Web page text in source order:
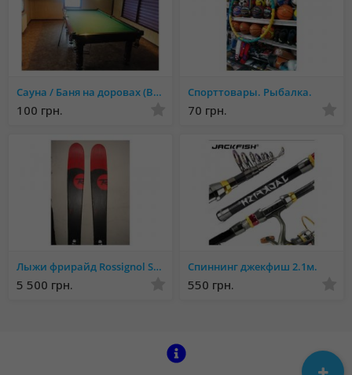
Сауна / Баня на доровах (Веретеновка)
100 грн.
Спорттовары. Рыбалка.
70 грн.
Лыжи фрирайд Rossignol Sin 7 2015 Фрирайд+крепления
5 500 грн.
Спиннинг джекфиш 2.1м.
550 грн.